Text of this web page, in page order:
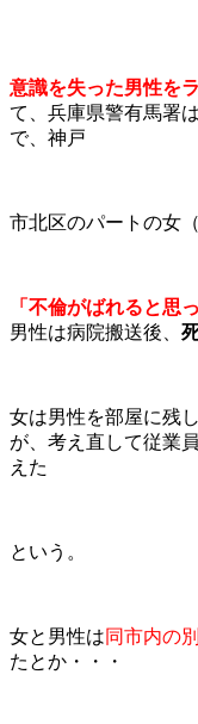
意識を失った男性を
て、兵庫県警有馬署
で、神戸
市北区のパートの女
「不倫がばれると思っ
男性は病院搬送後、
女は男性を部屋に残
が、考え直して従業
えた
という。
女と男性は同市内の
たとか・・・